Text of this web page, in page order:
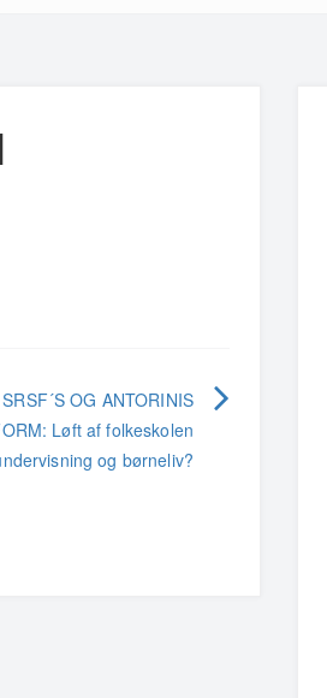
SRSF´S OG ANTORINIS
Løft af folkeskolen
og børneliv?